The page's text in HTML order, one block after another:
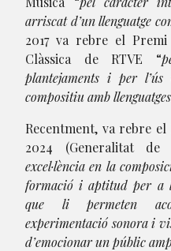
arriscat d’un llenguatge
2017 va rebre el
Clàssica de RTVE “
plantejaments i per l’ús
compositiu amb
Recentment, va rebre
2024 (Generalitat de
excel·lència en la
formació i aptitud per a
que li permeten
experimentació sonora i
d’emocionar un públic